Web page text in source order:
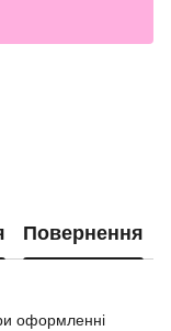
Повернення
оформленні